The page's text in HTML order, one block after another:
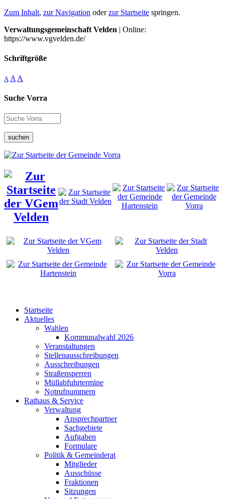
Zum Inhalt, zur Navigation oderzur Startseite springen.
Verwaltungsgemeinschaft Velden | Online:
https://www.vgvelden.de/
Schriftgröße
A A A
Suche Vorra
suchen
Startseite
Aktuelles
Wahlen
Kommunalwahl 2026
Veranstaltungen
Stellenausschreibungen
Ausschreibungen
Straßensperren
Müllabfuhrtermine
Notrufnummern
Rathaus & Service
Verwaltung
Ansprechpartner
Sachgebiete
Aufgaben
Formulare
Politik & Gemeinderat
Mitglieder
Ausschüsse
Fraktionen
Sitzungen